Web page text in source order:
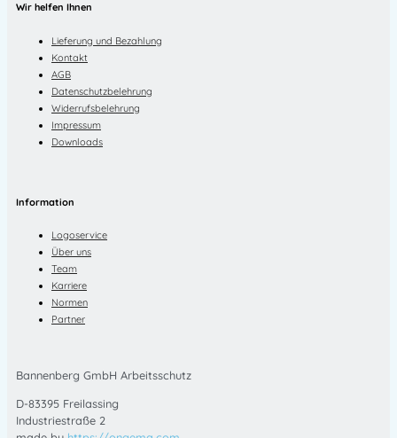
Wir helfen Ihnen
Lieferung und Bezahlung
Kontakt
AGB
Datenschutzbelehrung
Widerrufsbelehrung
Impressum
Downloads
Information
Logoservice
Über uns
Team
Karriere
Normen
Partner
Bannenberg GmbH Arbeitsschutz
D-83395 Freilassing
Industriestraße 2